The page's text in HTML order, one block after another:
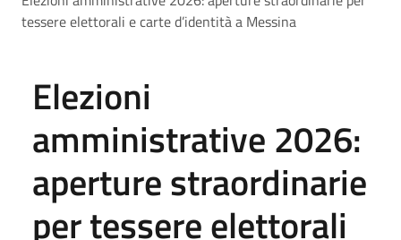
tessere elettorali e carte d’identità a Messina
Elezioni
amministrative 2026:
aperture straordinarie
per tessere elettorali